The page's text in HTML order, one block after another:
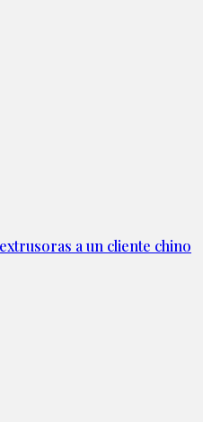
a un cliente chino